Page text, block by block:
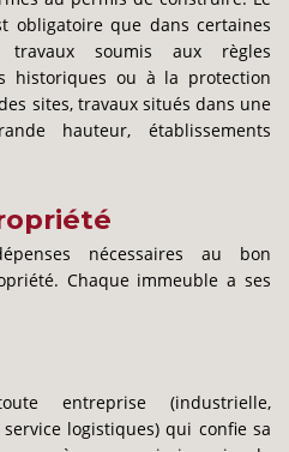
obligatoire que dans certaines
travaux soumis aux règles
historiques ou à la protection
sites, travaux situés dans une
hauteur, établissements
nécessaires au bon
Chaque immeuble a ses
entreprise (industrielle,
logistiques) qui confie sa